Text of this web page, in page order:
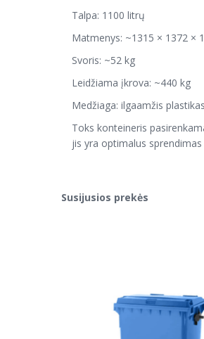
Talpa: 1100 litrų
Matmenys: ~1315 × 1372 ×
Svoris: ~52 kg
Leidžiama įkrova: ~440 kg
Medžiaga: ilgaamžis
Toks konteineris
jis yra optimalus
Susijusios prekės